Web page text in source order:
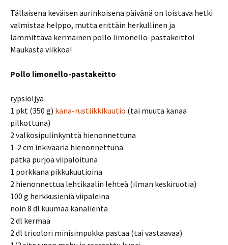
Tällaisena keväisen aurinkoisena päivänä on loistava hetki
valmistaa helppo, mutta erittäin herkullinen ja
lämmittävä kermainen pollo limonello-pastakeitto!
Maukasta viikkoa!
Pollo limonello-pastakeitto
rypsiöljyä
1 pkt (350 g) kana-rustiikkikuutio (tai muuta kanaa
pilkottuna)
2 valkosipulinkynttä hienonnettuna
1-2 cm inkivääriä hienonnettuna
pätkä purjoa viipaloituna
1 porkkana pikkukuutioina
2 hienonnettua lehtikaalin lehteä (ilman keskiruotia)
100 g herkkusieniä viipaleina
noin 8 dl kuumaa kanalientä
2 dl kermaa
2 dl tricolori minisimpukka pastaa (tai vastaavaa)